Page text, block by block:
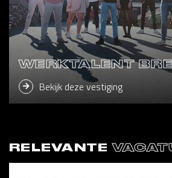
WERKTALENT
Bekijk deze vestiging
RELEVANTE